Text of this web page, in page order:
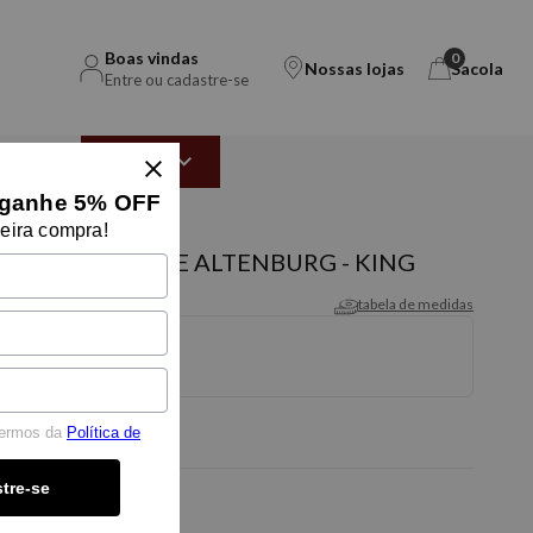
Boas vindas
Entre ou cadastre-se
Nossas lojas
0
Sacola
OUTLET
ULTRAWAVE ALTENBURG - KING
tabela de medidas
5% OFF
compra!
da Política de
se